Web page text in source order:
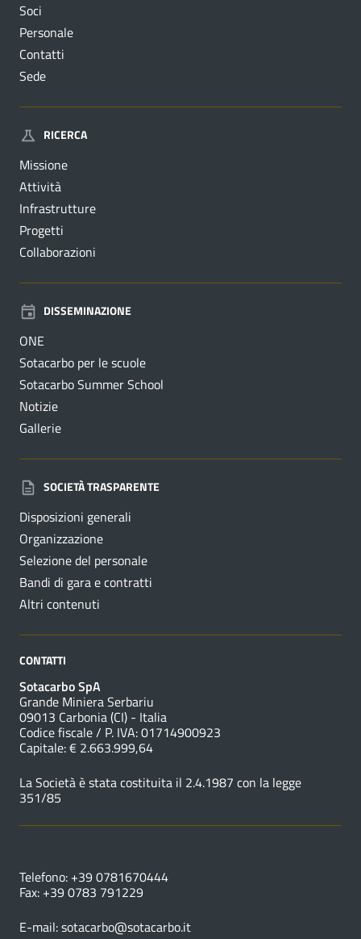
Soci
Personale
Contatti
Sede
RICERCA
Missione
Attività
Infrastrutture
Progetti
Collaborazioni
DISSEMINAZIONE
ONE
Sotacarbo per le scuole
Sotacarbo Summer School
Notizie
Gallerie
SOCIETÀ TRASPARENTE
Disposizioni generali
Organizzazione
Selezione del personale
Bandi di gara e contratti
Altri contenuti
CONTATTI
Sotacarbo SpA
Grande Miniera Serbariu
09013 Carbonia (CI) - Italia
Codice fiscale / P. IVA: 01714900923
Capitale: € 2.663.999,64
La Società è stata costituita il 2.4.1987 con la legge
351/85
Telefono: +39 0781670444
Fax: +39 0783 791229
E-mail:sotacarbo@sotacarbo.it